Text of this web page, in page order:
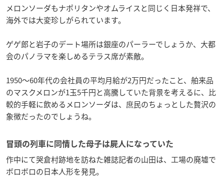
メロンソーダもナポリタンやオムライスと同じく日本発祥で、
海外では大変珍しがられています。
ゲゲ郎と岩子のデート場所は銀座のパーラーでしょうか、大都
会のパノラマを楽しめるテラス席が素敵。
1950～60年代の会社員の平均月給が2万円だったこと、舶来品
のマスクメロンが1玉5千円と高騰していた背景を考えるに、比
較的手軽に飲めるメロンソーダは、庶民のちょっとした贅沢の
象徴だったのでしょうね。
冒頭の列車に同情した母子は屍人になっていた
作中にて哭倉村跡地を訪ねた雑誌記者の山田は、工場の廃墟で
ボロボロの日本人形を発見。